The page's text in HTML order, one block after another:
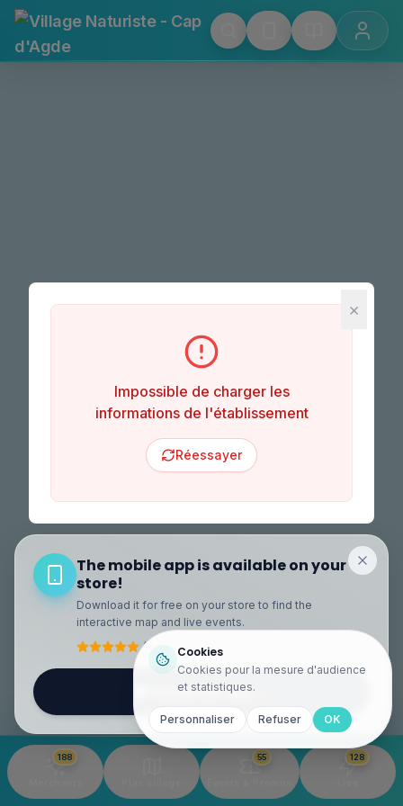
Village Naturiste - Cap
Cookies
Cookies pour la mesure d'audience
et statistiques.
Personnaliser Refuser OK
The mobile app is available on your
store!
Download it for free on your store to find the
interactive map and live events.
(4,9)
Install the app
×
Impossible de charger les
informations de l'établissement
Réessayer
188 55 128